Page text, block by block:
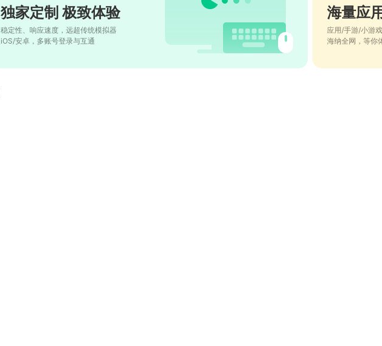
独家定制 极致体验
稳定性、响应速度，远超传统模拟器
iOS/安卓，多账号登录与互通
海量应用
应用/手游/小游戏
海纳全网，等你